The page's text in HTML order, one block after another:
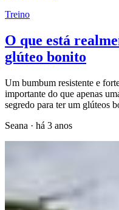
Treino
O que está
glúteo bonito
Um bumbum resistente e
importante do que apenas
segredo para ter um glúteos
Seana · há 3 anos